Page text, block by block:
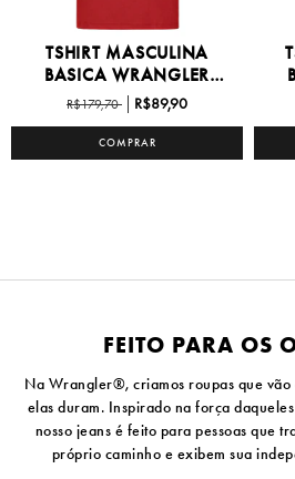
TSHIRT MASCULINA
BASICA WRANGLER
P/GG -...
R$179,70 R$89,90
COMPRAR
FEITO PARA OS
Na Wrangler®, criamos roupas que
elas duram. Inspirado na força
nosso jeans é feito para pessoas que
próprio caminho e exibem sua